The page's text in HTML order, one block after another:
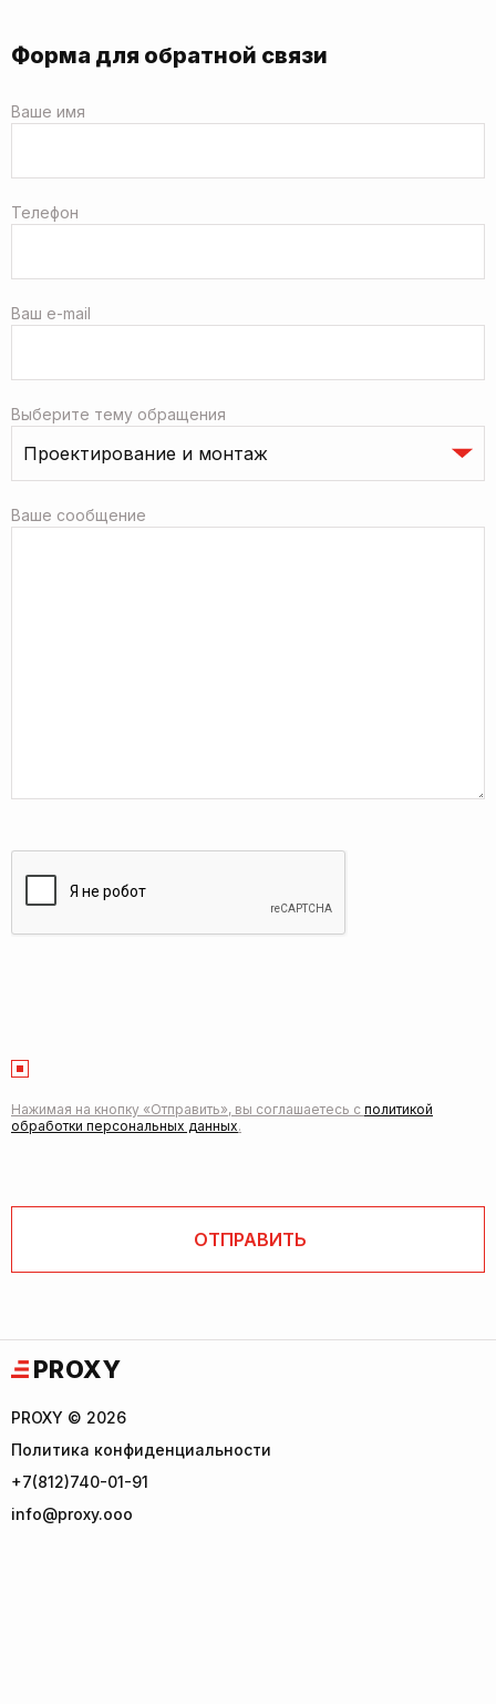
Форма для обратной связи
Ваше имя
Телефон
Ваш e-mail
Выберите тему обращения
Ваше сообщение
Нажимая на кнопку «Отправить», вы соглашаетесь с политикой
обработки персональных данных.
PROXY
PROXY © 2026
Политика конфиденциальности
+7(812)740-01-91
info@proxy.ooo